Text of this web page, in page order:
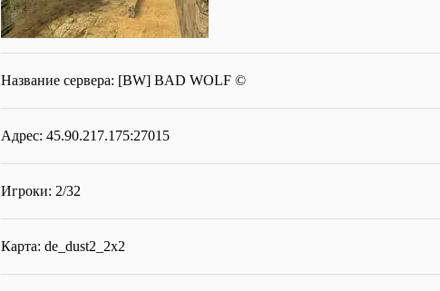
Название сервера: [BW] BAD WOLF ©
Адрес: 45.90.217.175:27015
Игроки: 2/32
Карта: de_dust2_2x2